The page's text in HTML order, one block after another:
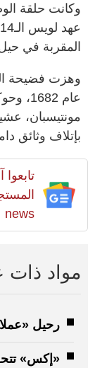
وكانت حلقة
المقربة في
عام
بإتلاف وثائق
تابعوا
news
مواد ذات
رحيل
«إكس»